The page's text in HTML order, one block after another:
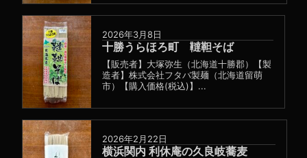
2026年3月8日
十勝うらほろ町 韃靼そば
【販売者】大塚弥生（北海道十勝郡）【製
造者】株式会社フタバ製麺（北海道留萌
市）【購入価格(税込)】...
2026年2月22日
横浜関内 利休庵の久良岐蕎麦